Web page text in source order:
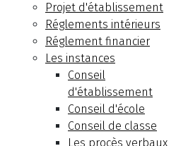
Projet d'établissement
Réglements intérieurs
Réglement financier
Les instances
Conseil
d'établissement
Conseil d'école
Conseil de classe
Les procès verbaux